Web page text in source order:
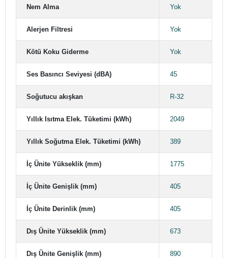
Nem Alma Yok
Alerjen Filtresi Yok
Kötü Koku Giderme Yok
Ses Basıncı Seviyesi (dBA) 45
Soğutucu akışkan R-32
Yıllık Isıtma Elek. Tüketimi (kWh) 2049
Yıllık Soğutma Elek. Tüketimi (kWh) 389
İç Ünite Yükseklik (mm) 1775
İç Ünite Genişlik (mm) 405
İç Ünite Derinlik (mm) 405
Dış Ünite Yükseklik (mm) 673
Dış Ünite Genişlik (mm) 890